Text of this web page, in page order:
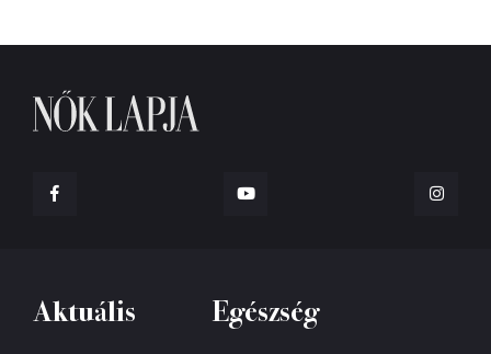
Aktuális Egészség